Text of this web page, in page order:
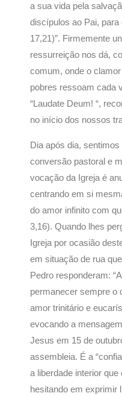
a sua vida pela
discípulos ao Pai, para
17,21)”. Firmemente
ressurreição nos dá,
comum, onde o
pobres ressoam cada
“Laudate Deum! “,
no início dos nossos
Dia após dia,
conversão pastoral e
vocação da Igreja é
centrando em si
do amor infinito com
3,16). Quando lhes
Igreja por ocasião
em situação de rua
Pedro responderam:
permanecer sempre o
amor trinitário e
evocando a
Jesus em 15 de
assembleia. É a
a liberdade interior
hesitando em exprimir